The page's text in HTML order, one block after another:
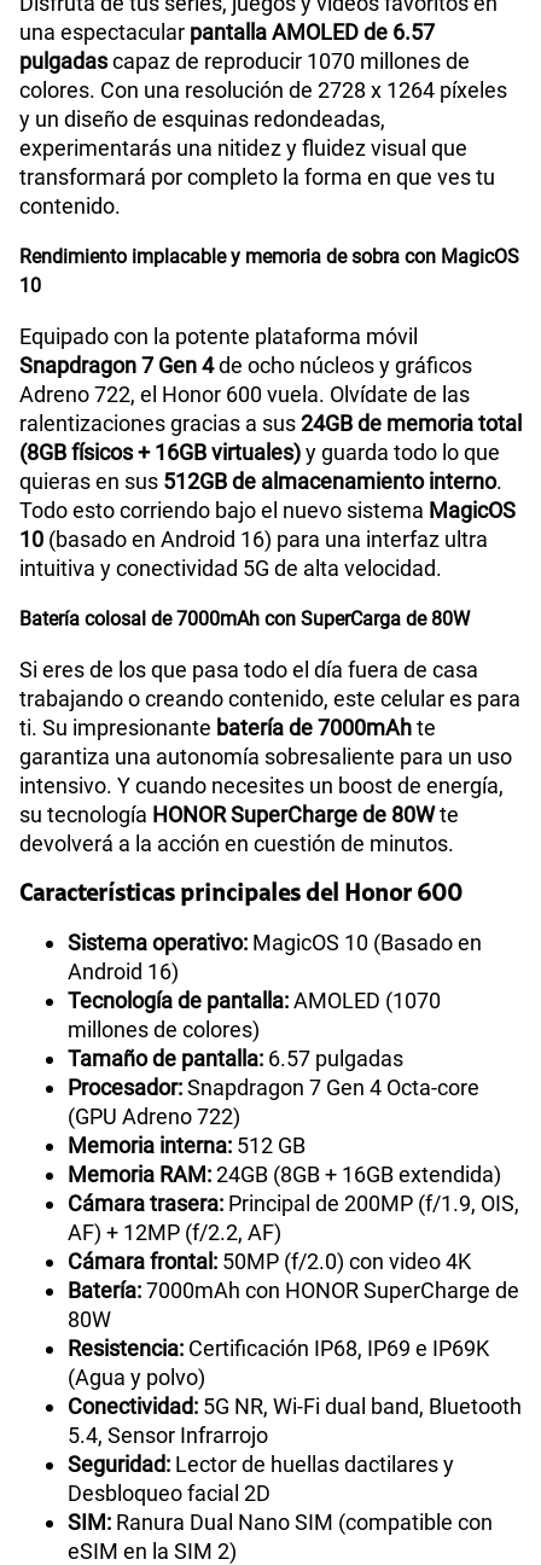
una espectacular pantalla AMOLED de 6.57
pulgadascapaz de reproducir 1070 millones de
colores. Con una resolución de 2728 x 1264 píxeles
y un diseño de esquinas redondeadas,
experimentarás una nitidez y fluidez visual que
transformará por completo la forma en que ves tu
contenido.
Rendimiento implacable y memoria de sobra con MagicOS
10
Equipado con la potente plataforma móvil
Snapdragon 7 Gen 4de ocho núcleos y gráficos
Adreno 722, el Honor 600 vuela. Olvídate de las
ralentizaciones gracias a sus24GB de memoria total
(8GB físicos + 16GB virtuales)y guarda todo lo que
quieras en sus 512GB de almacenamiento interno.
Todo esto corriendo bajo el nuevo sistema MagicOS
10 (basado en Android 16) para una interfaz ultra
intuitiva y conectividad 5G de alta velocidad.
Batería colosal de 7000mAh con SuperCarga de 80W
Si eres de los que pasa todo el día fuera de casa
trabajando o creando contenido, este celular es para
ti. Su impresionante batería de 7000mAhte
garantiza una autonomía sobresaliente para un uso
intensivo. Y cuando necesites un boost de energía,
su tecnología HONOR SuperCharge de 80Wte
devolverá a la acción en cuestión de minutos.
Características principales del Honor 600
Sistema operativo: MagicOS 10 (Basado en
Android 16)
Tecnología de pantalla:AMOLED (1070
millones de colores)
Tamaño de pantalla: 6.57 pulgadas
Procesador:Snapdragon 7 Gen 4 Octa-core
(GPU Adreno 722)
Memoria interna: 512 GB
Memoria RAM:24GB (8GB + 16GB extendida)
Cámara trasera: Principal de 200MP (f/1.9, OIS,
AF) + 12MP (f/2.2, AF)
Cámara frontal: 50MP (f/2.0) con video 4K
Batería:7000mAh con HONOR SuperCharge de
80W
Resistencia: Certificación IP68, IP69 e IP69K
(Agua y polvo)
Conectividad: 5G NR, Wi-Fi dual band, Bluetooth
5.4, Sensor Infrarrojo
Seguridad: Lector de huellas dactilares y
Desbloqueo facial 2D
SIM: Ranura Dual Nano SIM (compatible con
eSIM en la SIM 2)